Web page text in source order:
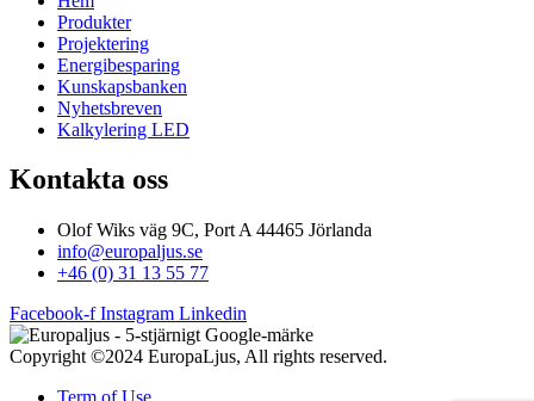
Produkter
Projektering
Energibesparing
Kunskapsbanken
Nyhetsbreven
Kalkylering LED
Kontakta oss
Olof Wiks väg 9C, Port A 44465 Jörlanda
info@europaljus.se
+46 (0) 31 13 55 77
Facebook-f Instagram Linkedin
Copyright ©2024 EuropaLjus, All rights reserved.